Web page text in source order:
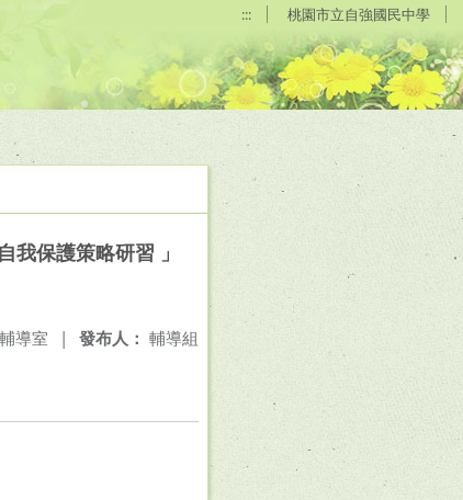
::: 桃園市立自強國民中學
保護策略研習 」
發布人： 輔導組
輔導室 |